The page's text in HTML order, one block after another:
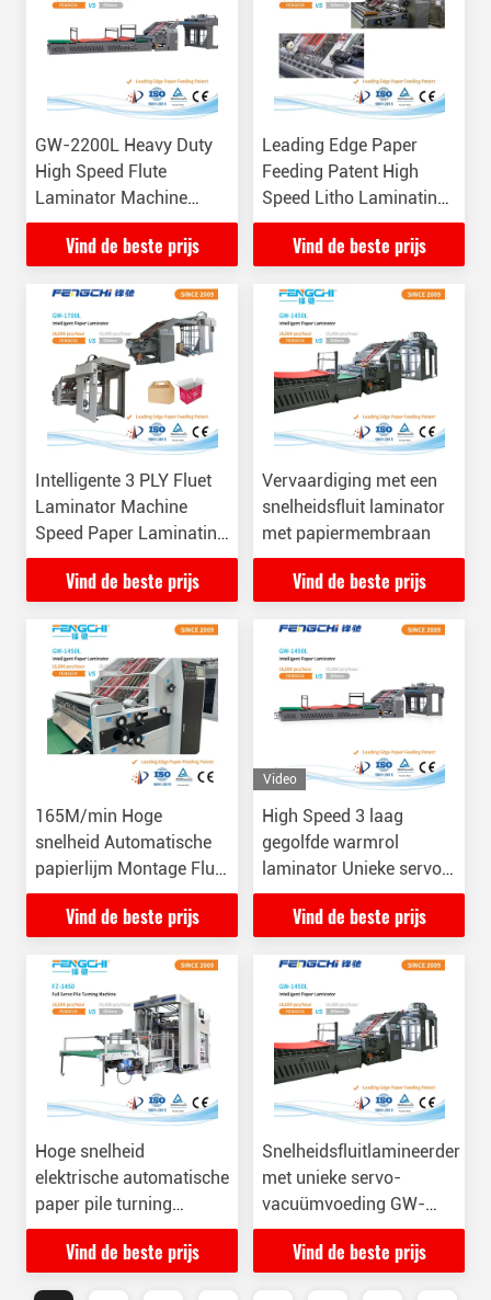
GW-2200L Heavy Duty
High Speed Flute
Laminator Machine
16000 vellen/uur
Vind de beste prijs
Leading Edge Paper
Feeding Patent High
Speed Litho Laminating
Cardboard Laminator
Vind de beste prijs
Intelligente 3 PLY Fluet
Laminator Machine
Speed Paper Laminating
Fengchi GW-1700L
Vind de beste prijs
Vervaardiging met een
snelheidsfluit laminator
met papiermembraan
Vind de beste prijs
165M/min Hoge
snelheid Automatische
papierlijm Montage Fluet
Laminator Anticorrosive
Vind de beste prijs
Video
High Speed 3 laag
gegolfde warmrol
laminator Unieke servo
vacuümvoeding
Vind de beste prijs
Hoge snelheid
elektrische automatische
paper pile turning
machine voor het
verminderen van de
Vind de beste prijs
Snelheidsfluitlamineerder
met unieke servo-
vacuümvoeding GW-
1450L model
Vind de beste prijs